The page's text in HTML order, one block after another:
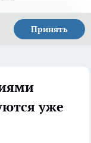
Принять
уже